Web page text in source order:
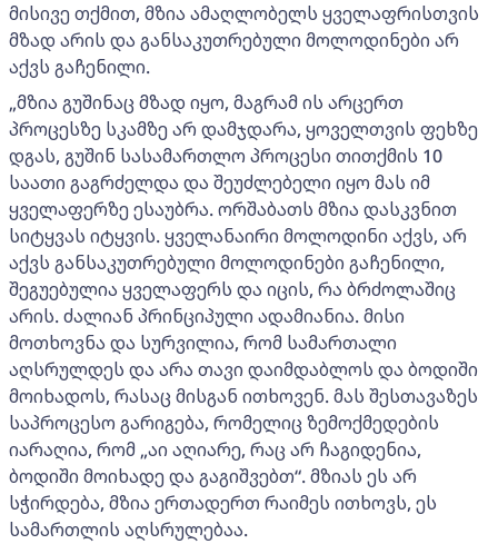
მისივე თქმით, მზია ამაღლობელს ყველაფრისთვის
მზად არის და განსაკუთრებული მოლოდინები არ
აქვს გაჩენილი.
„მზია გუშინაც მზად იყო, მაგრამ ის არცერთ
პროცესზე სკამზე არ დამჯდარა, ყოველთვის ფეხზე
დგას, გუშინ სასამართლო პროცესი თითქმის 10
საათი გაგრძელდა და შეუძლებელი იყო მას იმ
ყველაფერზე ესაუბრა. ორშაბათს მზია დასკვნით
სიტყვას იტყვის. ყველანაირი მოლოდინი აქვს, არ
აქვს განსაკუთრებული მოლოდინები გაჩენილი,
შეგუებულია ყველაფერს და იცის, რა ბრძოლაშიც
არის. ძალიან პრინციპული ადამიანია. მისი
მოთხოვნა და სურვილია, რომ სამართალი
აღსრულდეს და არა თავი დაიმდაბლოს და ბოდიში
მოიხადოს, რასაც მისგან ითხოვენ. მას შესთავაზეს
საპროცესო გარიგება, რომელიც ზემოქმედების
იარაღია, რომ „აი აღიარე, რაც არ ჩაგიდენია,
ბოდიში მოიხადე და გაგიშვებთ“. მზიას ეს არ
სჭირდება, მზია ერთადერთ რაიმეს ითხოვს, ეს
სამართლის აღსრულებაა.